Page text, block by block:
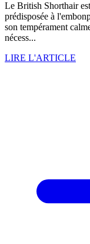
Le British Shorthair
prédisposée à
son tempérament
nécess...
LIRE L'ARTICLE